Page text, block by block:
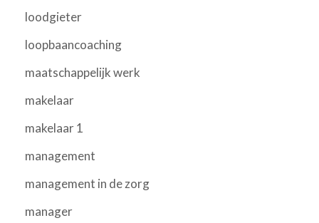
loodgieter
loopbaancoaching
maatschappelijk werk
makelaar
makelaar 1
management
management in de zorg
manager